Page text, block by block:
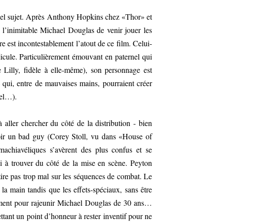
sujet. Après Anthony Hopkins chez «Thor» et
Michael Douglas de venir jouer les
est incontestablement l’atout de ce film. Celui-
Particulièrement émouvant en paternel qui
fidèle à elle-même), son personnage est
entre de mauvaises mains, pourraient créer
aller chercher du côté de la distribution - bien
un bad guy (Corey Stoll, vu dans «House of
s’avèrent des plus confus et se
à trouver du côté de la mise en scène. Peyton
pas trop mal sur les séquences de combat. Le
main tandis que les effets-spéciaux, sans être
pour rajeunir Michael Douglas de 30 ans…
un point d’honneur à rester inventif pour ne